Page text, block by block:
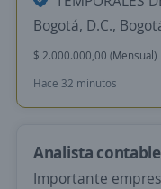
Bogotá, D.C.,
$ 2.000.000,00 (Mensual)
Hace 32 minutos
Analista
Importante